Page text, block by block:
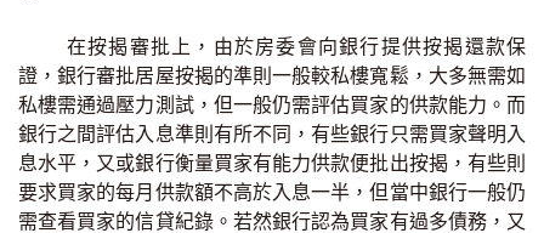
印花稅計算
免費物業估價
下載中心
在按揭審批上，由於房委會向銀行提供按揭還款保
證，銀行審批居屋按揭的準則一般較私樓寬鬆，大多無需如
私樓需通過壓力測試，但一般仍需評估買家的供款能力。而
銀行之間評估入息準則有所不同，有些銀行只需買家聲明入
息水平，又或銀行衡量買家有能力供款便批出按揭，有些則
要求買家的每月供款額不高於入息一半，但當中銀行一般仍
需查看買家的信貸紀錄。若然銀行認為買家有過多債務，又